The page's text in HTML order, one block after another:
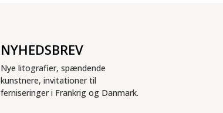
NYHEDSBREV
Nye litografier, spændende
kunstnere, invitationer til
ferniseringer i Frankrig og Danmark.